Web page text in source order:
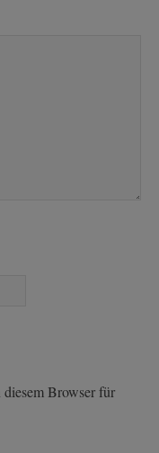
Browser für